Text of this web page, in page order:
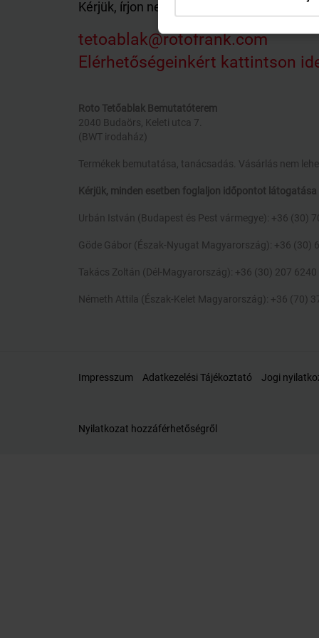
Kérjük, írjon nekünk!
tetoablak@rotofrank.com
Elérhetőségeinkért kattintson
Roto Tetőablak Bemutatóterem
2040 Budaörs, Keleti utca 7.
(BWT irodaház)
Termékek bemutatása, tanácsadás. Vásárlás nem
Kérjük, minden esetben foglaljon időpontot látogatása
Urbán István (Budapest és Pest vármegye): +36 (30)
Göde Gábor (Észak-Nyugat Magyarország): +36 (30)
Takács Zoltán (Dél-Magyarország): +36 (30) 207 6240
Németh Attila (Észak-Kelet Magyarország): +36 (70)
Impresszum Adatkezelési Tájékoztató Jogi
Nyilatkozat hozzáférhetőségről